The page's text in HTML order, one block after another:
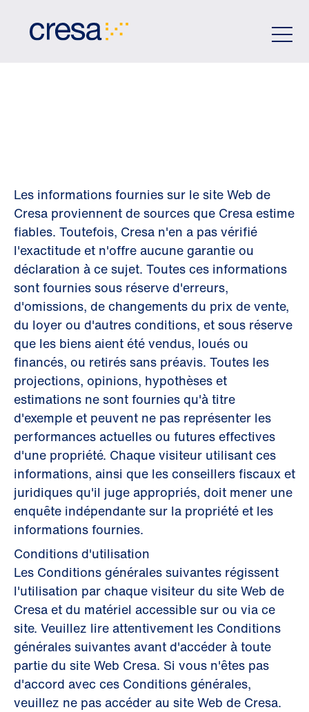
Les informations fournies sur le site Web de
Cresa proviennent de sources que Cresa estime
fiables. Toutefois, Cresa n'en a pas vérifié
l'exactitude et n'offre aucune garantie ou
déclaration à ce sujet. Toutes ces informations
sont fournies sous réserve d'erreurs,
d'omissions, de changements du prix de vente,
du loyer ou d'autres conditions, et sous réserve
que les biens aient été vendus, loués ou
financés, ou retirés sans préavis. Toutes les
projections, opinions, hypothèses et
estimations ne sont fournies qu'à titre
d'exemple et peuvent ne pas représenter les
performances actuelles ou futures effectives
d'une propriété. Chaque visiteur utilisant ces
informations, ainsi que les conseillers fiscaux et
juridiques qu'il juge appropriés, doit mener une
enquête indépendante sur la propriété et les
informations fournies.
Conditions d'utilisation
Les Conditions générales suivantes régissent
l'utilisation par chaque visiteur du site Web de
Cresa et du matériel accessible sur ou via ce
site. Veuillez lire attentivement les Conditions
générales suivantes avant d'accéder à toute
partie du site Web Cresa. Si vous n'êtes pas
d'accord avec ces Conditions générales,
veuillez ne pas accéder au site Web de Cresa.